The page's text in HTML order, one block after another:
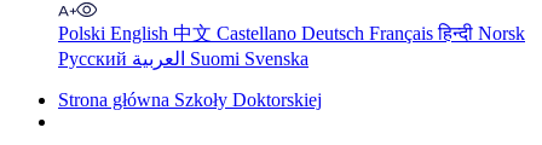
Polski English 中文 Castellano Deutsch Françaisहिन्दी Norsk
Русский
Suomi Svenska
Strona główna Szkoły Doktorskiej